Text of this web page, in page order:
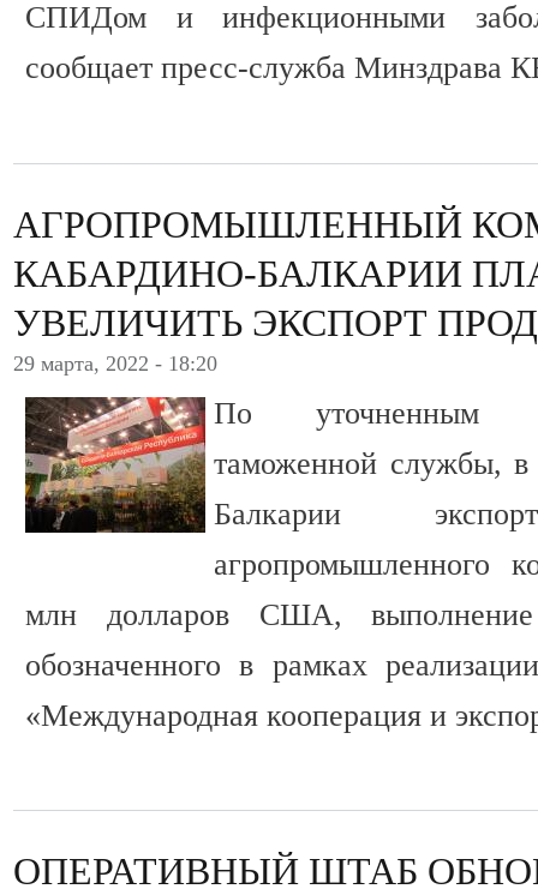
СПИДом и инфекционными
сообщает пресс-служба Минздрава
АГРОПРОМЫШЛЕННЫЙ
КАБАРДИНО-БАЛКАРИИ
УВЕЛИЧИТЬ ЭКСПОРТ
29 марта, 2022 - 18:20
По уточненным
таможенной службы, в
Балкарии
агропромышленного
млн долларов США, выполнение
обозначенного в рамках
«Международная кооперация и
ОПЕРАТИВНЫЙ ШТАБ